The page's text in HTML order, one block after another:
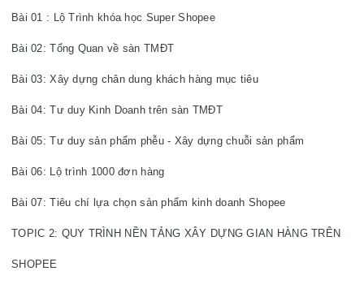
Bài 01 : Lộ Trình khóa học Super Shopee
Bài 02: Tổng Quan về sàn TMĐT
Bài 03: Xây dựng chân dung khách hàng mục tiêu
Bài 04: Tư duy Kinh Doanh trên sàn TMĐT
Bài 05: Tư duy sản phẩm phễu - Xây dựng chuỗi sản phẩm
Bài 06: Lộ trình 1000 đơn hàng
TOPIC 2: QUY TRÌNH NỀN TẢNG XÂY DỰNG GIAN HÀNG TRÊN